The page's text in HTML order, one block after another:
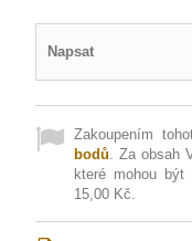
Napsat
Zakoupením
bodů. Za obsah
které mohou být
15,00 Kč.